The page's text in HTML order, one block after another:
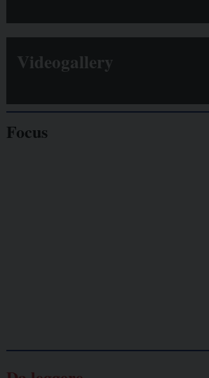
Videogallery
Focus